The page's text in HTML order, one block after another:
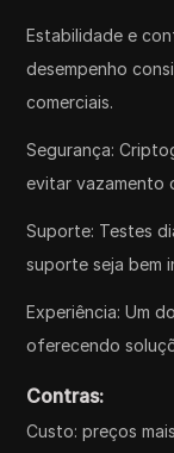
Estabilidade e
desempenho
comerciais.
Segurança:
evitar vazamento
Suporte: Testes
suporte seja bem
Experiência: Um
oferecendo
Contras:
Custo: preços